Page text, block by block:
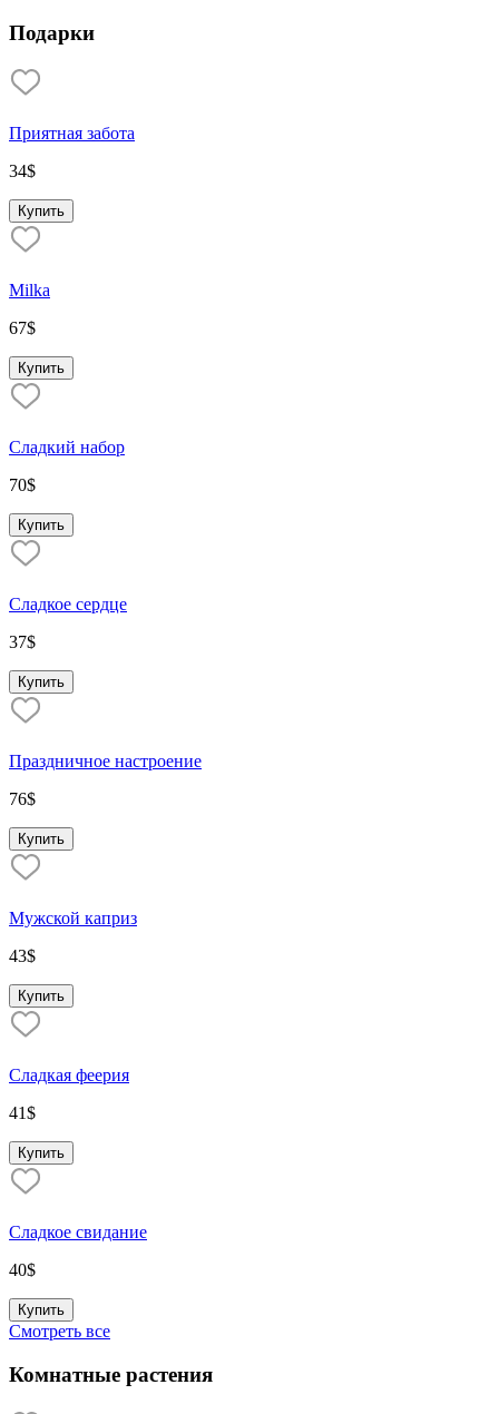
Подарки
Приятная забота
34$
Купить
Milka
67$
Купить
Сладкий набор
70$
Купить
Сладкое сердце
37$
Купить
Праздничное настроение
76$
Купить
Мужской каприз
43$
Купить
Сладкая феерия
41$
Купить
Сладкое свидание
40$
Купить
Смотреть все
Комнатные растения